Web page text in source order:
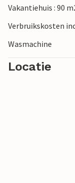
tijdens
nabijheid van
Vakantiehuis : 90
Verbruikskosten
Wasmachine
Locatie